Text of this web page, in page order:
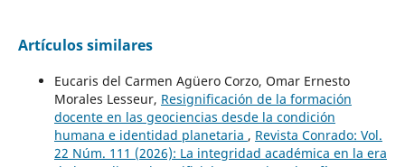
Artículos similares
Eucaris del Carmen Agüero Corzo, Omar Ernesto
Morales Lesseur, Resignificación de la formación
docente en las geociencias desde la condición
humana e identidad planetaria , Revista Conrado: Vol.
22 Núm. 111 (2026): La integridad académica en la era